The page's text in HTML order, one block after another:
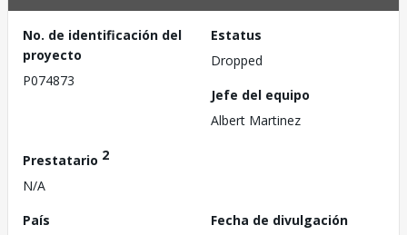
No. de identificación del
proyecto
P074873
Estatus
Dropped
Jefe del equipo
Albert Martinez
Prestatario 2
N/A
País
Fecha de divulgación